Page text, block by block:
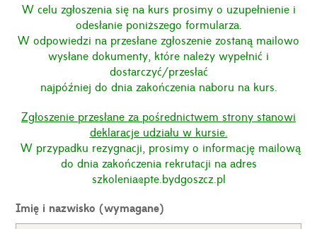
W celu zgłoszenia się na kurs prosimy o uzupełnienie i
odesłanie poniższego formularza.
W odpowiedzi na przesłane zgłoszenie zostaną mailowo
wysłane dokumenty, które należy wypełnić i
dostarczyć/przesłać
najpóźniej do dnia zakończenia naboru na kurs.
Zgłoszenie przesłane za pośrednictwem strony stanowi
deklaracje udziału w kursie.
W przypadku rezygnacji, prosimy o informację mailową
do dnia zakończenia rekrutacji na adres
szkolenia@pte.bydgoszcz.pl
Imię i nazwisko (wymagane)